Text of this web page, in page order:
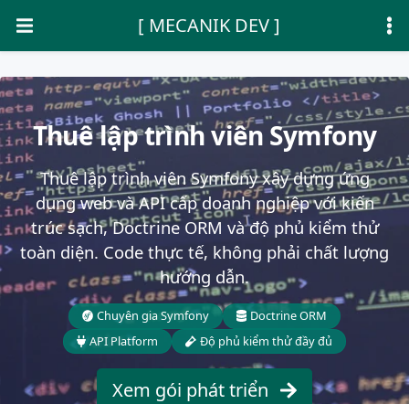
[ MECANIK DEV ]
Thuê lập trình viên Symfony
Thuê lập trình viên Symfony xây dựng ứng
dụng web và API cấp doanh nghiệp với kiến
trúc sạch, Doctrine ORM và độ phủ kiểm thử
toàn diện. Code thực tế, không phải chất lượng
hướng dẫn.
Chuyên gia Symfony
Doctrine ORM
API Platform
Độ phủ kiểm thử đầy đủ
Xem gói phát triển